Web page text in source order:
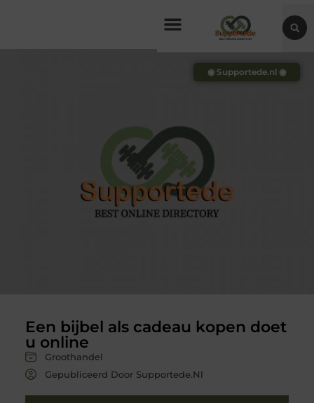
Een bijbel als cadeau kopen doet
u online
Groothandel
Gepubliceerd Door Supportede.nl
◉ Supportede.nl ◉